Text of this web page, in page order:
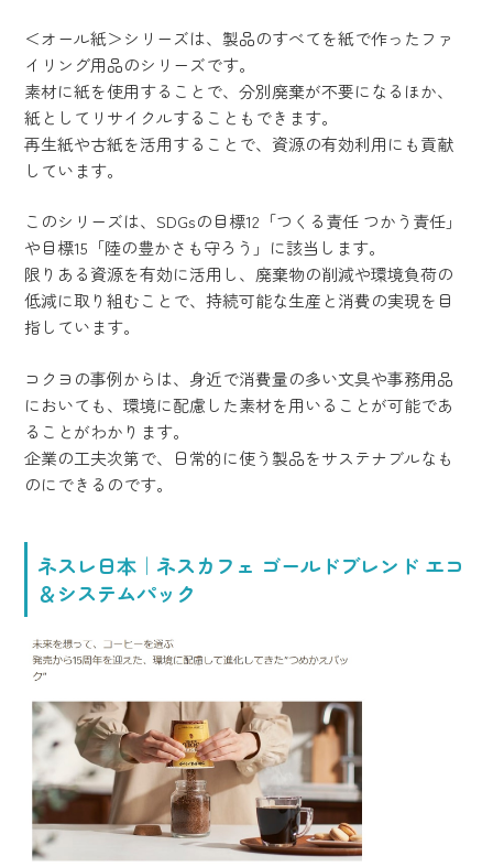
＜オール紙＞シリーズは、製品のすべてを紙で作ったファ
イリング用品のシリーズです。
素材に紙を使用することで、分別廃棄が不要になるほか、
紙としてリサイクルすることもできます。
再生紙や古紙を活用することで、資源の有効利用にも貢献
しています。
このシリーズは、SDGsの目標12「つくる責任 つかう責任」
や目標15「陸の豊かさも守ろう」に該当します。
限りある資源を有効に活用し、廃棄物の削減や環境負荷の
低減に取り組むことで、持続可能な生産と消費の実現を目
指しています。
コクヨの事例からは、身近で消費量の多い文具や事務用品
においても、環境に配慮した素材を用いることが可能であ
ることがわかります。
企業の工夫次第で、日常的に使う製品をサステナブルなも
のにできるのです。
ネスレ日本｜ネスカフェ ゴールドブレンド エコ
＆システムパック